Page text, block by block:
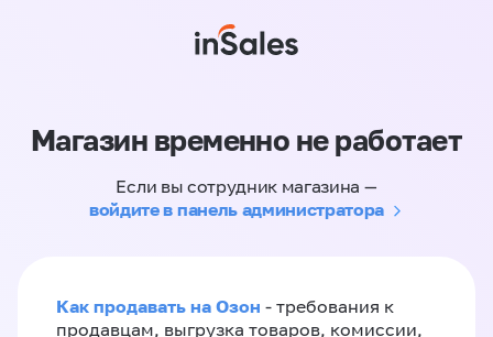
Магазин временно не работает
Если вы сотрудник магазина —
войдите в панель администратора
Как продавать на Озон - требования к
продавцам, выгрузка товаров, комиссии,